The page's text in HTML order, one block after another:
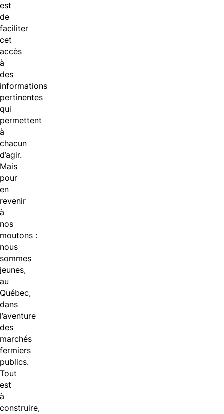
est
de
faciliter
cet
accès
à
des
informations
pertinentes
qui
permettent
à
chacun
d’agir.
Mais
pour
en
revenir
à
nos
moutons :
nous
sommes
jeunes,
au
Québec,
dans
l’aventure
des
marchés
fermiers
publics.
Tout
est
à
construire,